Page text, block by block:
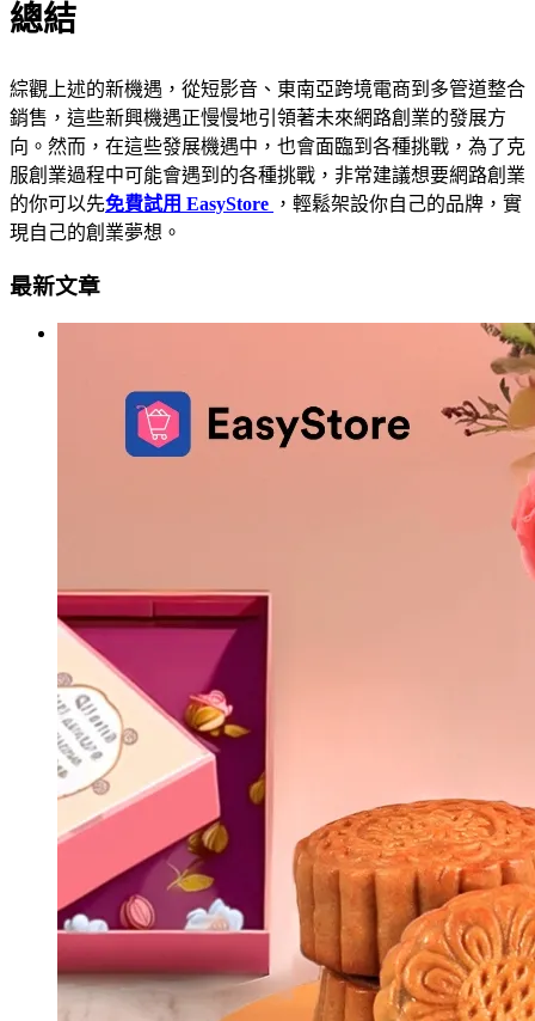
總結
綜觀上述的新機遇，從短影音、東南亞跨境電商到多管道整合
銷售，這些新興機遇正慢慢地引領著未來網路創業的發展方
向。然而，在這些發展機遇中，也會面臨到各種挑戰，為了克
服創業過程中可能會遇到的各種挑戰，非常建議想要網路創業
的你可以先免費試用 EasyStore ，輕鬆架設你自己的品牌，實
現自己的創業夢想。
最新文章